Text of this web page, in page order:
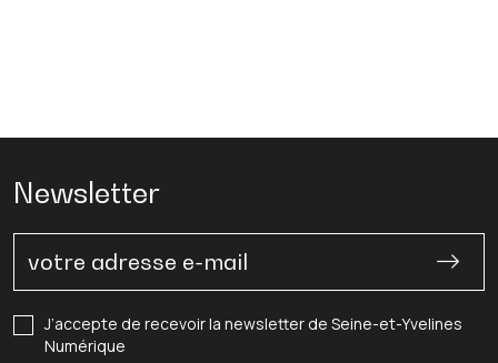
Newsletter
J’accepte de recevoir la newsletter de Seine-et-Yvelines
Numérique